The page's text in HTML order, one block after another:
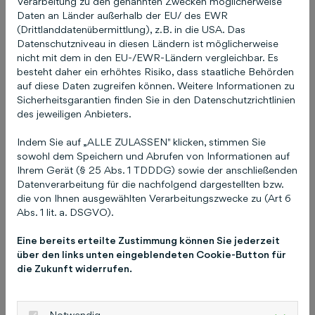
abgeben und einfach und schnell mit
potenziellen Kunden aus der Umgebung in
Kontakt treten.Über forsaforsa ist ein
unabhängiges privates Markt- und
Meinungsforschungsinstitut mit Standorten in
Berlin, Frankfurt am Main, Dortmund und
Hamburg. Als „Full-Service“-Institut ermittelt
Beratungsprojekt benötigten und relevanten
Fakten unter Berücksichtigung aller verfügbaren
Daten („Big Data“) und mithilfe
maßgeschneiderter Primärerhebungen mit den
bewährten Methoden der empirischen
Sozialforschung. Für die vorliegende
repräsentative Umfrage wurden 1.000
Internetnutzer ab 18 Jahren befragt, die in den
Anspruch genommen haben.Über Gelbe Seiten
Daten an Länder außerhalb der EU/ des EWR
(Drittlanddatenübermittlung), z.B. in die USA. Das
Datenschutzniveau in diesen Ländern ist möglicherweise
nicht mit dem in den EU-/EWR-Ländern vergleichbar. Es
besteht daher ein erhöhtes Risiko, dass staatliche Behörden
auf diese Daten zugreifen können. Weitere Informationen zu
Sicherheitsgarantien finden Sie in den Datenschutzrichtlinien
des jeweiligen Anbieters.
Indem Sie auf „ALLE ZULASSEN" klicken, stimmen Sie
sowohl dem Speichern und Abrufen von Informationen auf
Ihrem Gerät (§ 25 Abs. 1 TDDDG) sowie der anschließenden
Datenverarbeitung für die nachfolgend dargestellten bzw.
die von Ihnen ausgewählten Verarbeitungszwecke zu (Art 6
Abs. 1 lit. a. DSGVO).
Eine bereits erteilte Zustimmung können Sie jederzeit
über den links unten eingeblendeten Cookie-Button für
die Zukunft widerrufen.